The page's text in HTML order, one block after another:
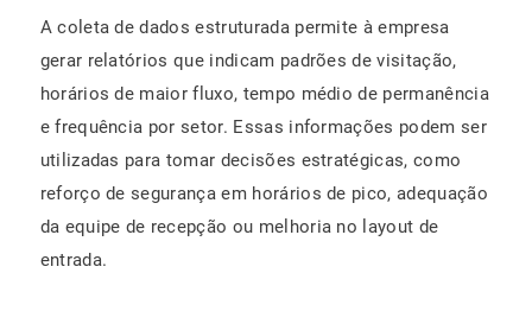
A coleta de dados estruturada permite à empresa
gerar relatórios que indicam padrões de visitação,
horários de maior fluxo, tempo médio de permanência
e frequência por setor. Essas informações podem ser
utilizadas para tomar decisões estratégicas, como
reforço de segurança em horários de pico, adequação
da equipe de recepção ou melhoria no layout de
entrada.